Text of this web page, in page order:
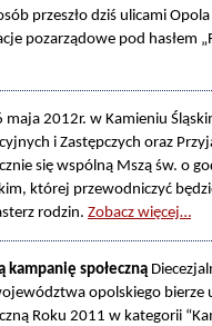
przeszło dziś ulicami
pozarządowe pod hasłem
2012r. w Kamieniu
i Zastępczych oraz
się wspólną Mszą św. o
której przewodniczyć
rodzin. Zobacz więcej…
kampanię społeczną
opolskiego bierze
Roku 2011 w kategorii